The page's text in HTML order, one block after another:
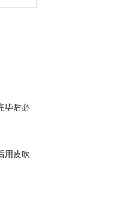
毕后必
用皮吹